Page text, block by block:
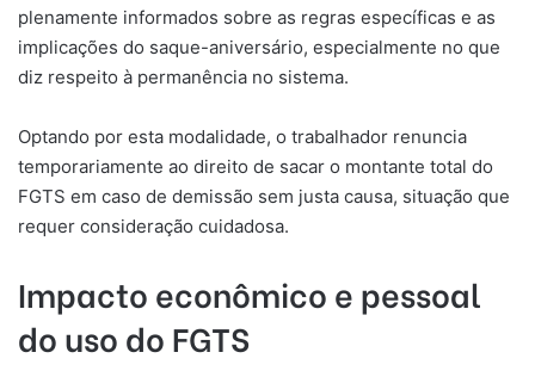
plenamente informados sobre as regras específicas e as
implicações do saque-aniversário, especialmente no que
diz respeito à permanência no sistema.
Optando por esta modalidade, o trabalhador renuncia
temporariamente ao direito de sacar o montante total do
FGTS em caso de demissão sem justa causa, situação que
requer consideração cuidadosa.
Impacto econômico e pessoal
do uso do FGTS